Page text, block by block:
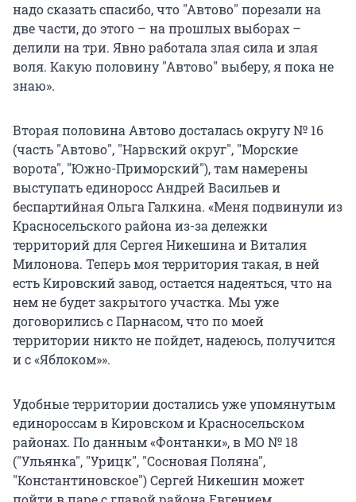
надо сказать спасибо, что "Автово" порезали на
две части, до этого – на прошлых выборах –
делили на три. Явно работала злая сила и злая
воля. Какую половину "Автово" выберу, я пока не
знаю».
Вторая половина Автово досталась округу № 16
(часть "Автово", "Нарвский округ", "Морские
ворота", "Южно-Приморский"), там намерены
выступать единоросс Андрей Васильев и
беспартийная Ольга Галкина. «Меня подвинули из
Красносельского района из-за дележки
территорий для Сергея Никешина и Виталия
Милонова. Теперь моя территория такая, в ней
есть Кировский завод, остается надеяться, что на
нем не будет закрытого участка. Мы уже
договорились с Парнасом, что по моей
территории никто не пойдет, надеюсь, получится
и с «Яблоком»».
Удобные территории достались уже упомянутым
единороссам в Кировском и Красносельском
районах. По данным «Фонтанки», в МО № 18
("Ульянка", "Урицк", "Сосновая Поляна",
"Константиновское") Сергей Никешин может